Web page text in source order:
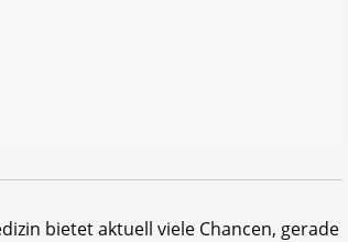
bietet aktuell viele Chancen, gerade